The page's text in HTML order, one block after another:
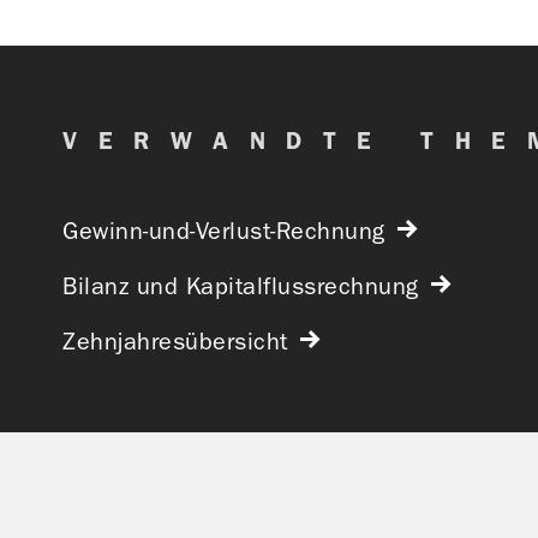
VERWANDTE
Gewinn-und-Verlust-Rechnung
Bilanz und Kapitalflussrechnung
Zehnjahresübersicht